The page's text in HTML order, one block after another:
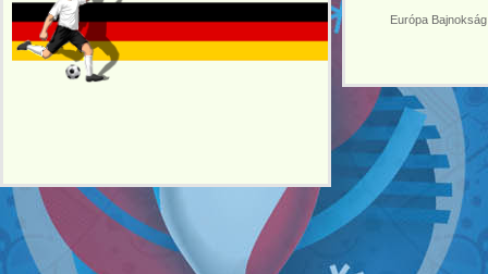
Európa